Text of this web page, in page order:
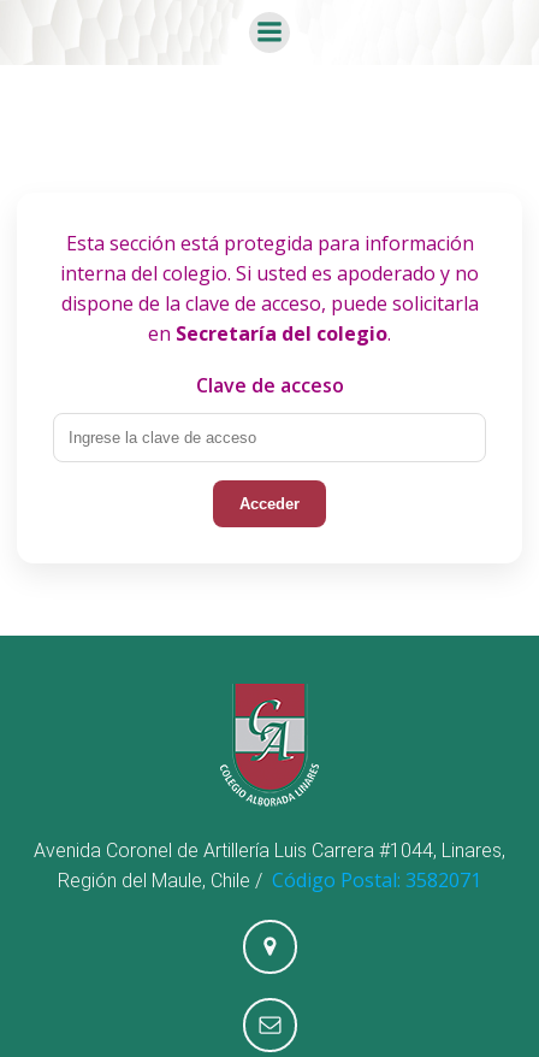
Saltar
al
Esta sección está protegida para información
interna del colegio. Si usted es apoderado y no
dispone de la clave de acceso, puede solicitarla
en Secretaría del colegio.
Clave de acceso
Avenida Coronel de Artillería Luis Carrera #1044, Linares,
Región del Maule, Chile / Código Postal: 3582071